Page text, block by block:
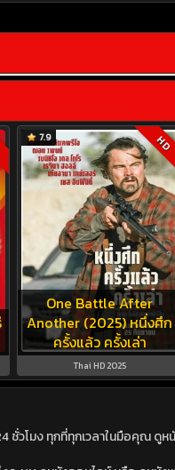
One Battle After
Another (2025) หนึ่งศึก
ครั้งแล้ว ครั้งเล่า
7.9 HD
Thai HD 2025
โมง ทุกที่ทุกเวลาในมือคุณ ดูห